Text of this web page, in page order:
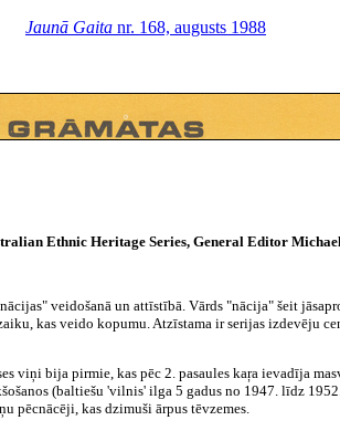
Jaunā Gaita nr. 168, augusts 1988
Ethnic Heritage Series, General Editor
veidošanā un attīstībā. Vārds "nācija" šeit
kas veido kopumu. Atzīstama ir serijas izdevēju
viņi bija pirmie, kas pēc 2. pasaules kaŗa ievadīja
(baltiešu 'vilnis' ilga 5 gadus no 1947. līdz
pēcnācēji, kas dzimuši ārpus tēvzemes.